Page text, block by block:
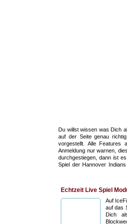
Du willst wissen was Dich
auf der Seite genau
vorgestellt. Alle Features
Anmeldung nur warnen,
durchgestiegen, dann ist
Spiel der Hannover
Echtzeit Live Spiel
Auf
auf das
Dich